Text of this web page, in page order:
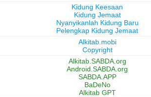
Kidung Keesaan
Kidung Jemaat
Nyanyikanlah Kidung Baru
Pelengkap Kidung Jemaat
Alkitab.mobi
Copyright
Alkitab.SABDA.org
Android.SABDA.org
SABDA.APP
BaDeNo
Alkitab GPT